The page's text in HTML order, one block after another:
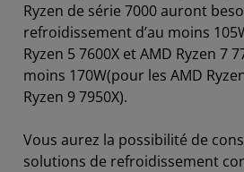
Ryzen de série 7000 auront
refroidissement d’au moins
Ryzen 5 7600X et AMD Ryzen 7
moins 170W(pour les AMD
Ryzen 9 7950X).
Vous aurez la possibilité de
solutions de refroidissement